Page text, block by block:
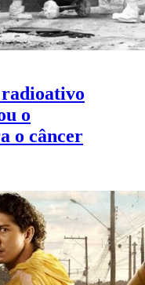
radioativo
o
o câncer